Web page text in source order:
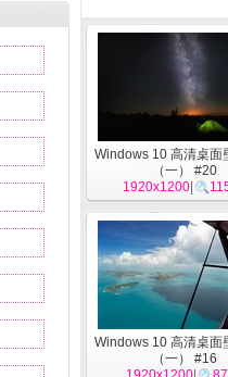
Windows 10 高清桌面
（一） #20
1920x1200
Windows 10 高清桌面
（一） #16